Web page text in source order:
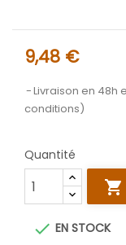
9,48 €
Livraison en 48h
conditions)
Quantité

 EN STOCK